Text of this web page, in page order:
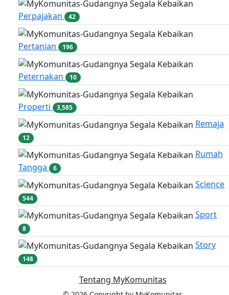
Perpajakan 42
Pertanian 196
Peternakan 10
Properti 3,585
Remaja
12
Rumah
Tangga
6
Science
544
Sport
8
Story
148
Tentang MyKomunitas